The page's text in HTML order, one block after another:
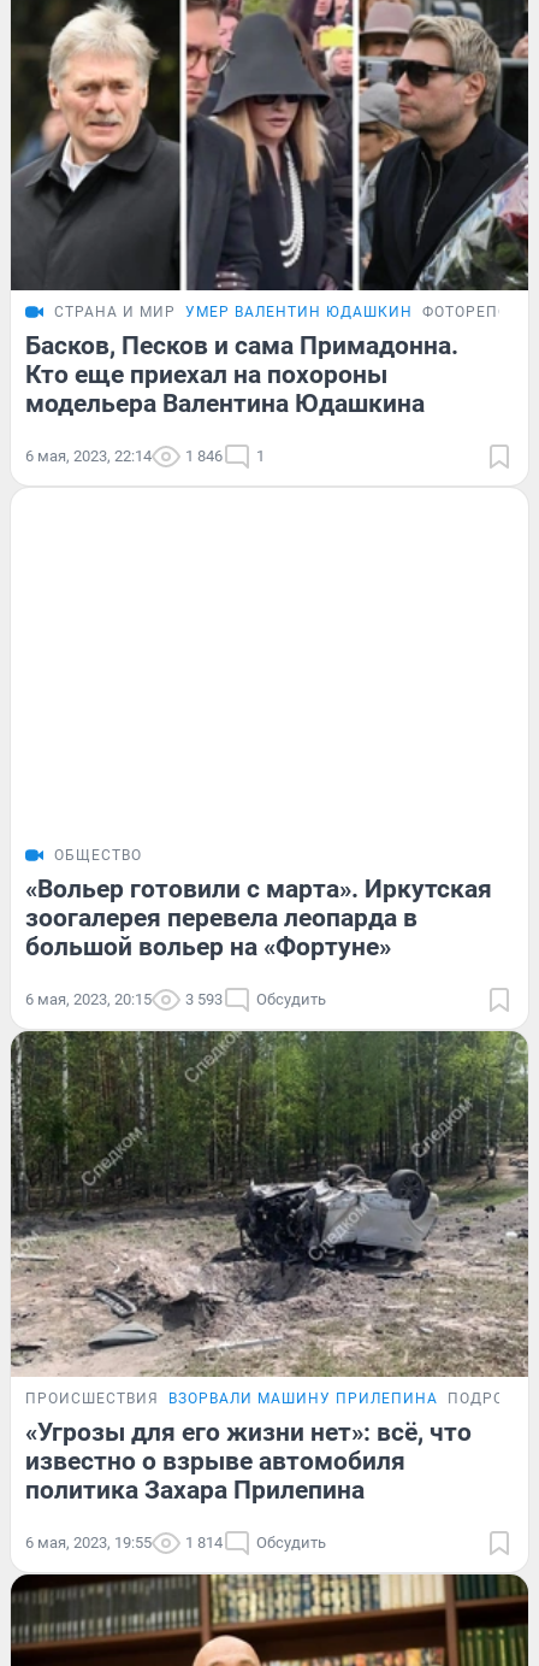
СТРАНА И МИР УМЕР ВАЛЕНТИН ЮДАШКИН
Басков, Песков и сама Примадонна.
Кто еще приехал на похороны
модельера Валентина Юдашкина
6 мая, 2023, 22:14 1 846 1
ОБЩЕСТВО
«Вольер готовили с марта». Иркутская
зоогалерея перевела леопарда в
большой вольер на «Фортуне»
6 мая, 2023, 20:15 3 593 Обсудить
ПРОИСШЕСТВИЯ ВЗОРВАЛИ МАШИНУ ПРИЛЕПИНА
«Угрозы для его жизни нет»: всё, что
известно о взрыве автомобиля
политика Захара Прилепина
6 мая, 2023, 19:55 1 814 Обсудить